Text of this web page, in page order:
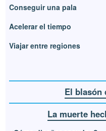
Conseguir una pala
Acelerar el tiempo
Viajar entre regiones
El blasón
La muerte